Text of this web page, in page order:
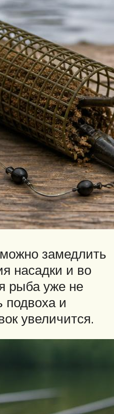
замедлить
насадки и во
рыба уже не
подвоха и
увеличится.